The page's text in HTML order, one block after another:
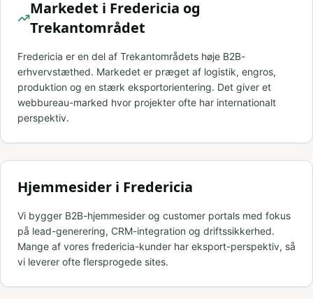
Markedet i Fredericia og
Trekantområdet
Fredericia er en del af Trekantområdets høje B2B-
erhvervstæthed. Markedet er præget af logistik, engros,
produktion og en stærk eksportorientering. Det giver et
webbureau-marked hvor projekter ofte har internationalt
perspektiv.
Hjemmesider i Fredericia
Vi bygger B2B-hjemmesider og customer portals med fokus
på lead-generering, CRM-integration og driftssikkerhed.
Mange af vores fredericia-kunder har eksport-perspektiv, så
vi leverer ofte flersprogede sites.